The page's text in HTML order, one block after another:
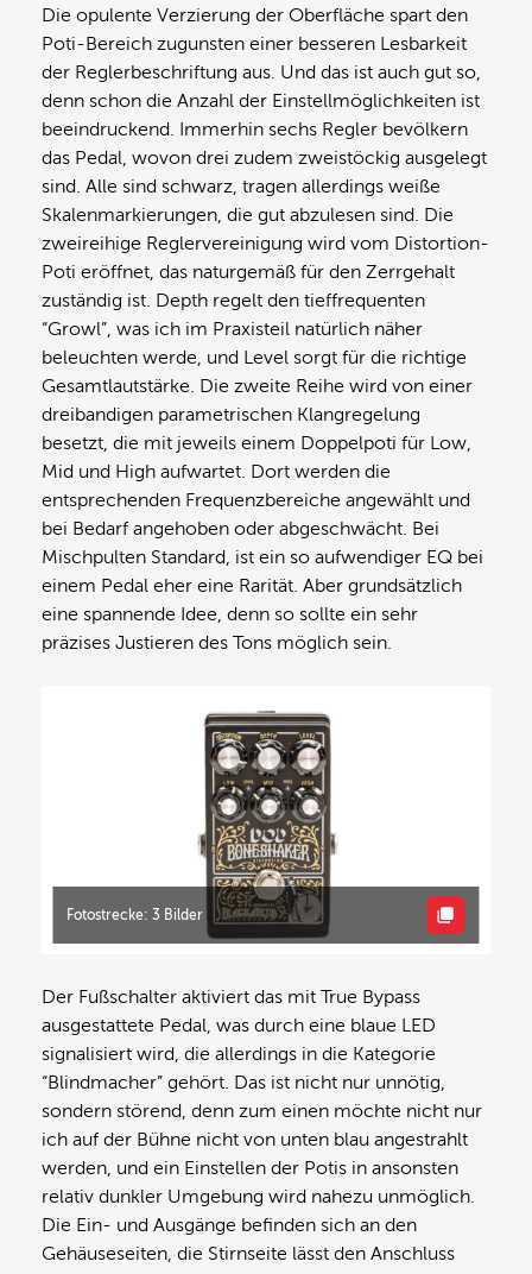
Die opulente Verzierung der Oberfläche spart den
Poti-Bereich zugunsten einer besseren Lesbarkeit
der Reglerbeschriftung aus. Und das ist auch gut so,
denn schon die Anzahl der Einstellmöglichkeiten ist
beeindruckend. Immerhin sechs Regler bevölkern
das Pedal, wovon drei zudem zweistöckig ausgelegt
sind. Alle sind schwarz, tragen allerdings weiße
Skalenmarkierungen, die gut abzulesen sind. Die
zweireihige Reglervereinigung wird vom Distortion-
Poti eröffnet, das naturgemäß für den Zerrgehalt
zuständig ist. Depth regelt den tieffrequenten
“Growl”, was ich im Praxisteil natürlich näher
beleuchten werde, und Level sorgt für die richtige
Gesamtlautstärke. Die zweite Reihe wird von einer
dreibandigen parametrischen Klangregelung
besetzt, die mit jeweils einem Doppelpoti für Low,
Mid und High aufwartet. Dort werden die
entsprechenden Frequenzbereiche angewählt und
bei Bedarf angehoben oder abgeschwächt. Bei
Mischpulten Standard, ist ein so aufwendiger EQ bei
einem Pedal eher eine Rarität. Aber grundsätzlich
eine spannende Idee, denn so sollte ein sehr
präzises Justieren des Tons möglich sein.
Fotostrecke: 3 Bilder
Der Fußschalter aktiviert das mit True Bypass
ausgestattete Pedal, was durch eine blaue LED
signalisiert wird, die allerdings in die Kategorie
“Blindmacher” gehört. Das ist nicht nur unnötig,
sondern störend, denn zum einen möchte nicht nur
ich auf der Bühne nicht von unten blau angestrahlt
werden, und ein Einstellen der Potis in ansonsten
relativ dunkler Umgebung wird nahezu unmöglich.
Die Ein- und Ausgänge befinden sich an den
Gehäuseseiten, die Stirnseite lässt den Anschluss